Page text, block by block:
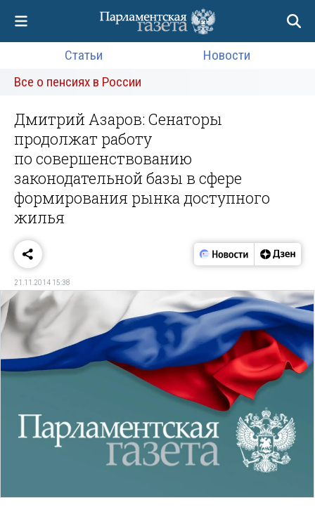
Статьи
Новости
Все о пенсиях в России
Дмитрий Азаров: Сенаторы
продолжат работу
по совершенствованию
законодательной базы в сфере
формирования рынка доступного
жилья
21.11.2014 15:38